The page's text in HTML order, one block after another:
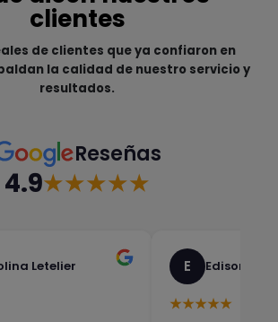
clientes
de clientes que ya confiaron en
la calidad de nuestro servicio y
resultados.
Reseñas
4.9★★★★★
Letelier E Edison
★★★★★